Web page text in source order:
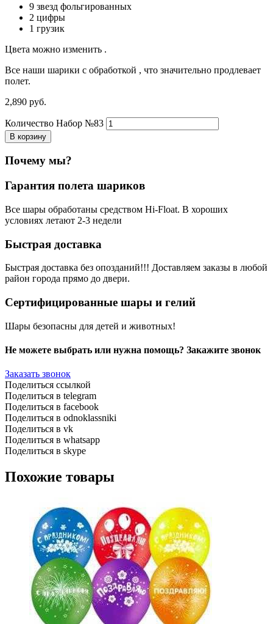
9 звезд фольгированных
2 цифры
1 грузик
Цвета можно изменить .
Все наши шарики с обработкой , что значительно продлевает
полет.
2,890 руб.
Количество Набор №83
В корзину
Почему мы?
Гарантия полета шариков
Все шары обработаны средством Hi-Float. В хороших
условиях летают 2-3 недели
Быстрая доставка
Быстрая доставка без опозданий!!! Доставляем заказы в любой
район города прямо до двери.
Сертифицированные шары и гелий
Шары безопасны для детей и животных!
Не можете выбрать или нужна помощь? Закажите звонок
Заказать звонок
Поделиться ссылкой
Поделиться в telegram
Поделиться в facebook
Поделиться в odnoklassniki
Поделиться в vk
Поделиться в whatsapp
Поделиться в skype
Похожие товары